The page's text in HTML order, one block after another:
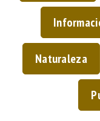
Naturaleza